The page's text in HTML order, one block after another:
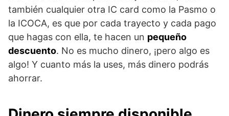
también cualquier otra IC card como la Pasmo o
la ICOCA, es que por cada trayecto y cada pago
que hagas con ella, te hacen un pequeño
descuento. No es mucho dinero, ¡pero algo es
algo! Y cuanto más la uses, más dinero podrás
ahorrar.